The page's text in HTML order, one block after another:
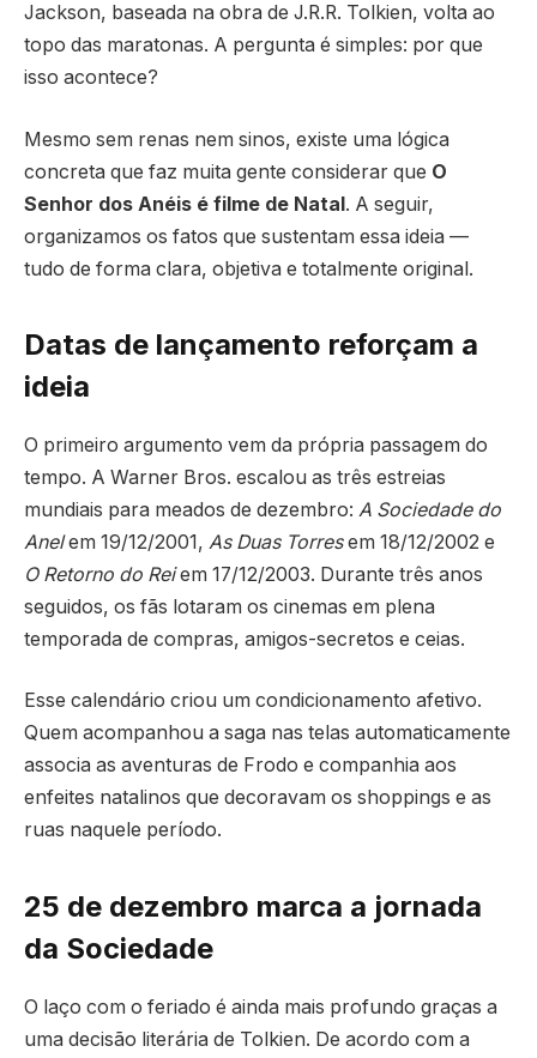
Jackson, baseada na obra de J.R.R. Tolkien, volta ao
topo das maratonas. A pergunta é simples: por que
isso acontece?
Mesmo sem renas nem sinos, existe uma lógica
concreta que faz muita gente considerar que O
Senhor dos Anéis é filme de Natal. A seguir,
organizamos os fatos que sustentam essa ideia —
tudo de forma clara, objetiva e totalmente original.
Datas de lançamento reforçam a
ideia
O primeiro argumento vem da própria passagem do
tempo. A Warner Bros. escalou as três estreias
mundiais para meados de dezembro: A Sociedade do
Anelem 19/12/2001, As Duas Torresem 18/12/2002 e
O Retorno do Reiem 17/12/2003. Durante três anos
seguidos, os fãs lotaram os cinemas em plena
temporada de compras, amigos-secretos e ceias.
Esse calendário criou um condicionamento afetivo.
Quem acompanhou a saga nas telas automaticamente
associa as aventuras de Frodo e companhia aos
enfeites natalinos que decoravam os shoppings e as
ruas naquele período.
25 de dezembro marca a jornada
da Sociedade
O laço com o feriado é ainda mais profundo graças a
uma decisão literária de Tolkien. De acordo com a